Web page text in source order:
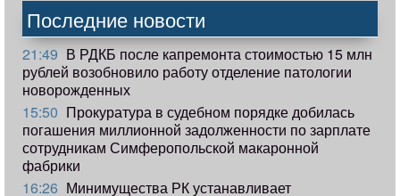
Последние новости
21:49 В РДКБ после капремонта стоимостью 15 млн
рублей возобновило работу отделение патологии
новорожденных
15:50 Прокуратура в судебном порядке добилась
погашения миллионной задолженности по зарплате
сотрудникам Симферопольской макаронной
фабрики
16:26 Минимущества РК устанавливает